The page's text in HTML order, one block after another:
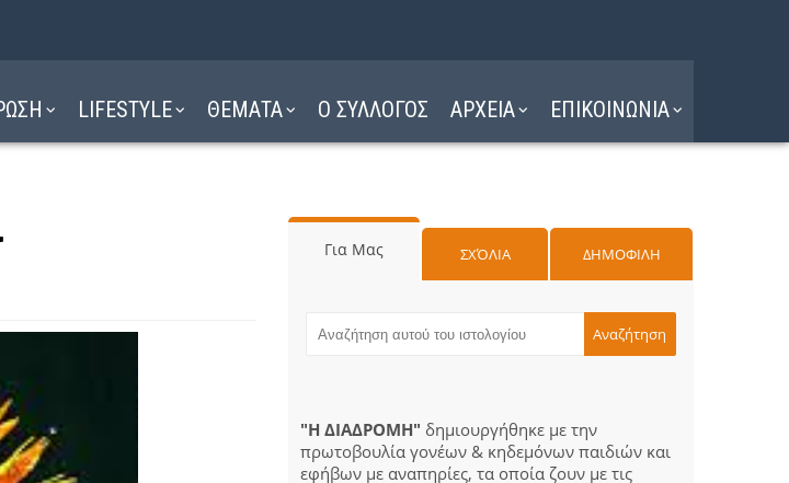
LIFESTYLE ΘΕΜΑΤΑ Ο ΣΥΛΛΟΓΟΣ ΑΡΧΕΙΑ ΕΠΙΚΟΙΝΩΝΙΑ
Για Μας ΣΧΌΛΙΑ ΔΗΜΟΦΙΛΗ
"Η ΔΙΑΔΡΟΜΗ" δημιουργήθηκε με την
πρωτοβουλία γονέων & κηδεμόνων παιδιών και
εφήβων με αναπηρίες, τα οποία ζουν με τις